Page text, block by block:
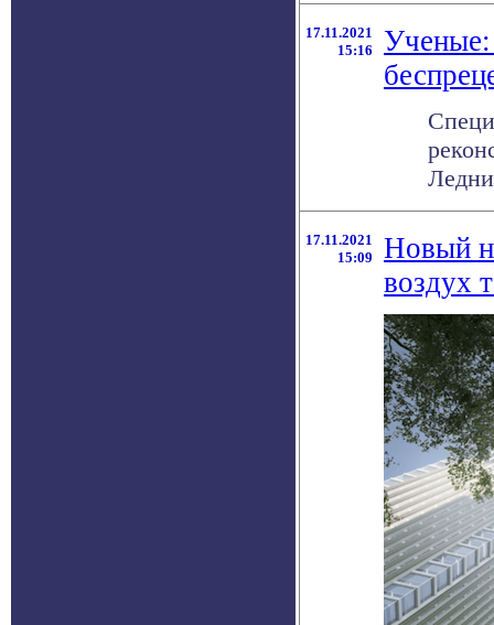
17.11.2021
15:16
Ученые:
17.11.2021
15:09
Новый
воздух